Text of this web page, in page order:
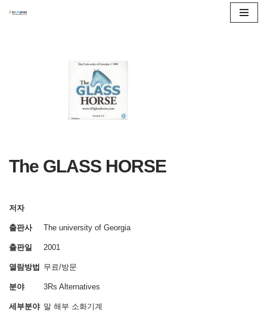
The GLASS HORSE
저자
출판사 The university of Georgia
출판일 2001
열람방법 무료/방문
분야 3Rs Alternatives
세부분야 말 해부 소화기계